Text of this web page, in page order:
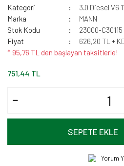
Kategori
3.0 Diesel V6
Marka
MANN
Stok Kodu
23000-C30115
Fiyat
626,20 TL +
* 95,76 TL den başlayan taksitlerle!
751,44 TL
SEPETE EKLE
Yorum